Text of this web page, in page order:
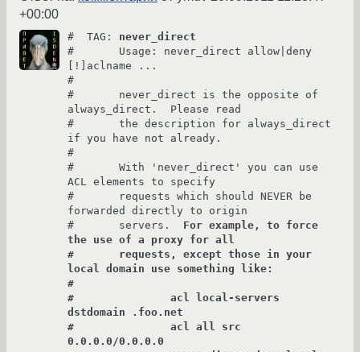
+00:00
#  TAG: never_direct
#       Usage: never_direct allow|deny
[!]aclname ...
#
#       never_direct is the opposite of
always_direct.  Please read
#       the description for always_direct
if you have not already.
#
#       With 'never_direct' you can use
ACL elements to specify
#       requests which should NEVER be
forwarded directly to origin
#       servers. For example, to force
the use of a proxy for all
#       requests, except those in your
local domain use something like:
#
#               acl local-servers
dstdomain .foo.net
#               acl all src
0.0.0.0/0.0.0.0